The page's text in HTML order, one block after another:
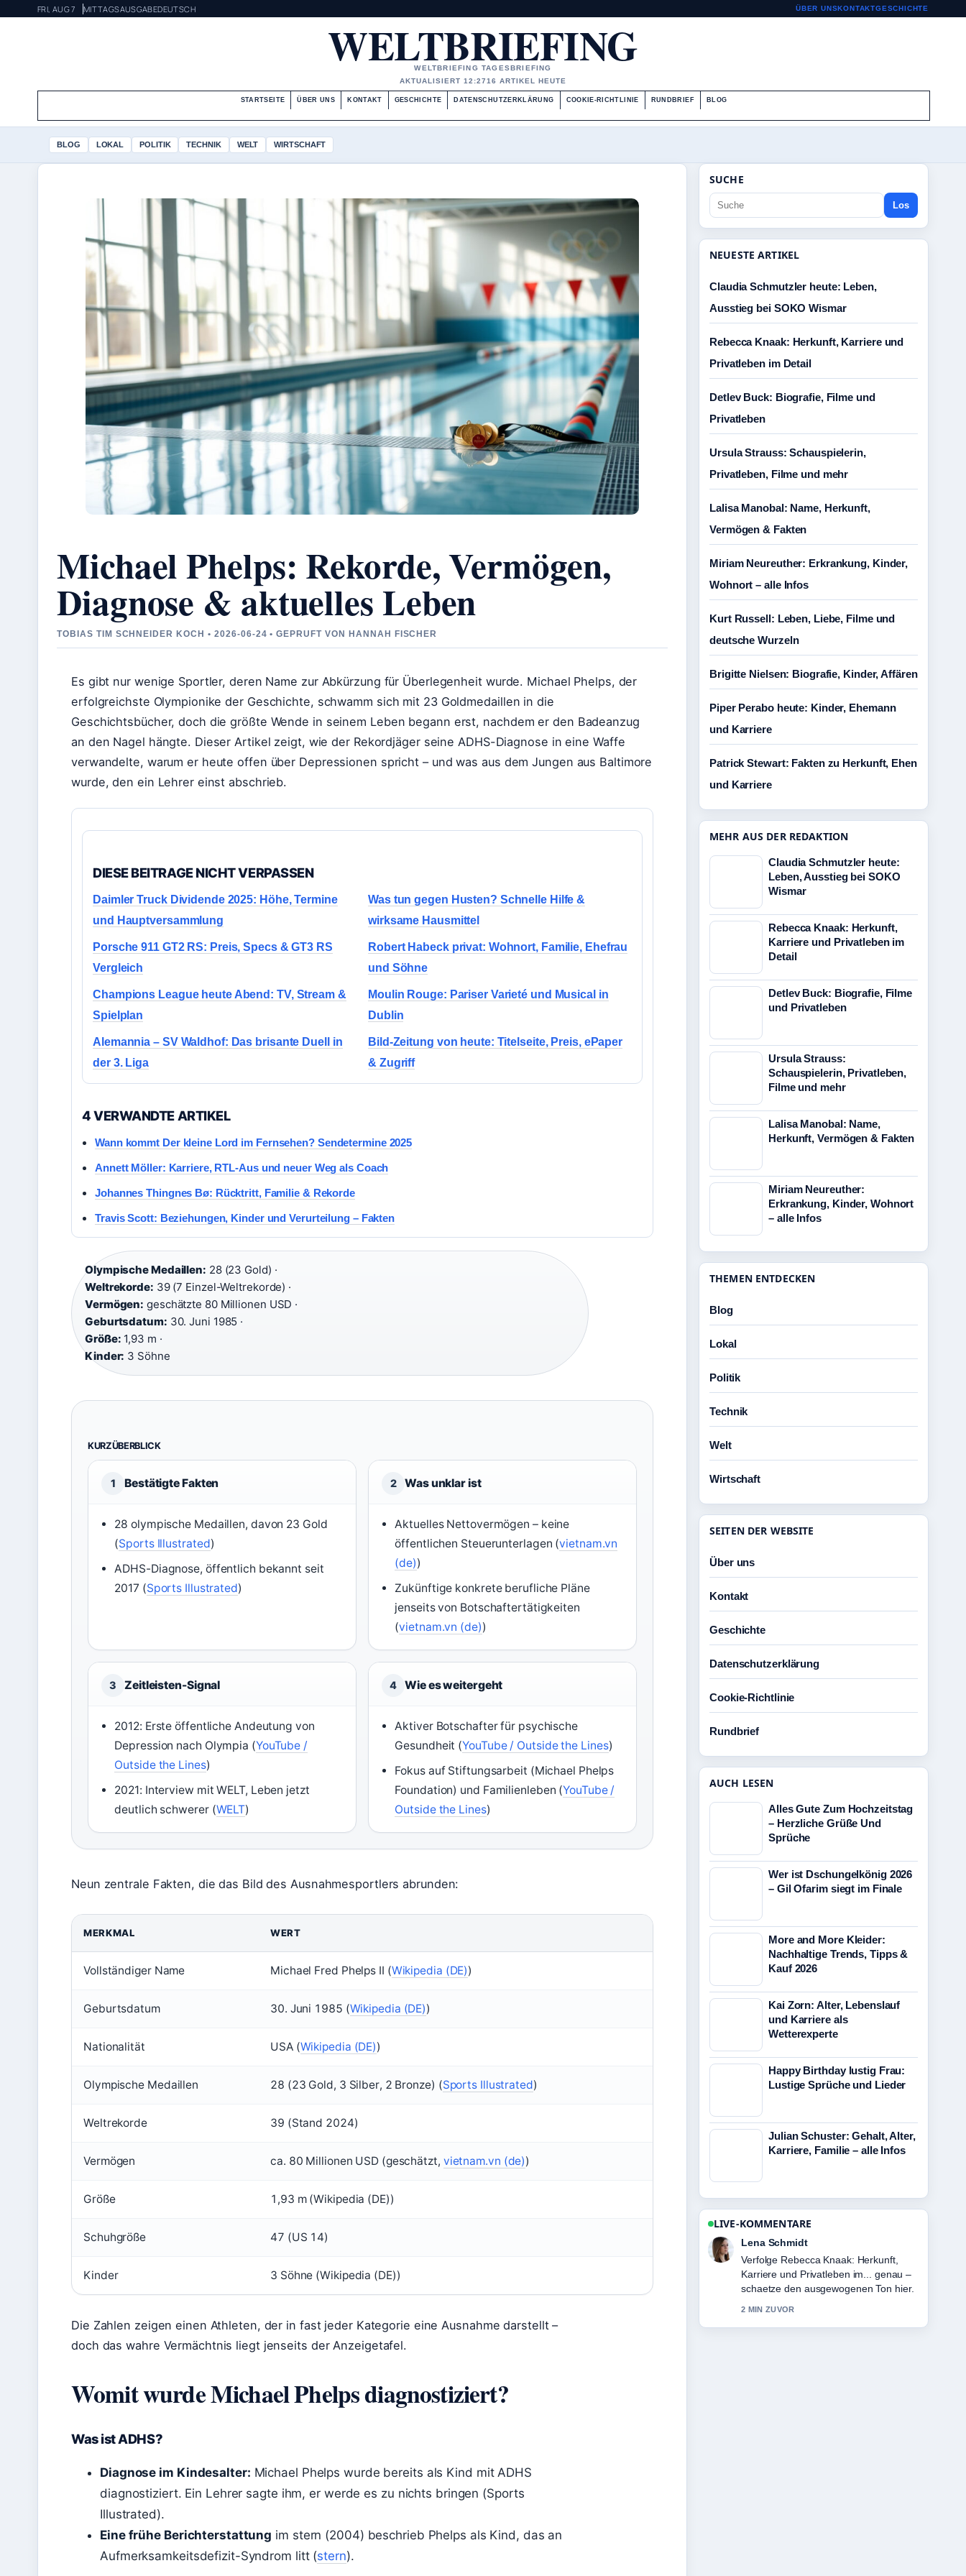
FRI, AUG 7 MITTAGSAUSGABEDEUTSCH ÜBER UNSKONTAKTGESCHICHTE
WELTBRIEFING
WELTBRIEFING TAGESBRIEFING
AKTUALISIERT 12:2716 ARTIKEL HEUTE
STARTSEITE ÜBER UNS KONTAKT GESCHICHTE DATENSCHUTZERKLÄRUNG COOKIE-RICHTLINIE RUNDBRIEF BLOG
BLOG LOKAL POLITIK TECHNIK WELT WIRTSCHAFT
Michael Phelps: Rekorde, Vermögen,
Diagnose & aktuelles Leben
TOBIAS TIM SCHNEIDER KOCH • 2026-06-24 • GEPRUFT VON HANNAH FISCHER
Es gibt nur wenige Sportler, deren Name zur Abkürzung für Überlegenheit wurde. Michael Phelps, der
erfolgreichste Olympionike der Geschichte, schwamm sich mit 23 Goldmedaillen in die
Geschichtsbücher, doch die größte Wende in seinem Leben begann erst, nachdem er den Badeanzug
an den Nagel hängte. Dieser Artikel zeigt, wie der Rekordjäger seine ADHS-Diagnose in eine Waffe
verwandelte, warum er heute offen über Depressionen spricht – und was aus dem Jungen aus Baltimore
wurde, den ein Lehrer einst abschrieb.
DIESE BEITRAGE NICHT VERPASSEN
Daimler Truck Dividende 2025: Höhe, Termine
und Hauptversammlung
Was tun gegen Husten? Schnelle Hilfe &
wirksame Hausmittel
Porsche 911 GT2 RS: Preis, Specs & GT3 RS
Vergleich
Robert Habeck privat: Wohnort, Familie, Ehefrau
und Söhne
Champions League heute Abend: TV, Stream &
Spielplan
Moulin Rouge: Pariser Varieté und Musical in
Dublin
Alemannia – SV Waldhof: Das brisante Duell in
der 3. Liga
Bild-Zeitung von heute: Titelseite, Preis, ePaper
& Zugriff
4 VERWANDTE ARTIKEL
Wann kommt Der kleine Lord im Fernsehen? Sendetermine 2025
Annett Möller: Karriere, RTL-Aus und neuer Weg als Coach
Johannes Thingnes Bø: Rücktritt, Familie & Rekorde
Travis Scott: Beziehungen, Kinder und Verurteilung – Fakten
Olympische Medaillen: 28 (23 Gold) ·
Weltrekorde: 39 (7 Einzel-Weltrekorde) ·
Vermögen: geschätzte 80 Millionen USD ·
Geburtsdatum: 30. Juni 1985 ·
Größe: 1,93 m ·
Kinder: 3 Söhne
KURZÜBERBLICK
1 Bestätigte Fakten
28 olympische Medaillen, davon 23 Gold
(Sports Illustrated)
ADHS-Diagnose, öffentlich bekannt seit
2017 (Sports Illustrated)
2 Was unklar ist
Aktuelles Nettovermögen – keine
öffentlichen Steuerunterlagen (vietnam.vn
(de))
Zukünftige konkrete berufliche Pläne
jenseits von Botschaftertätigkeiten
(vietnam.vn (de))
3 Zeitleisten-Signal
2012: Erste öffentliche Andeutung von
Depression nach Olympia (YouTube /
Outside the Lines)
2021: Interview mit WELT, Leben jetzt
deutlich schwerer (WELT)
4 Wie es weitergeht
Aktiver Botschafter für psychische
Gesundheit (YouTube / Outside the Lines)
Fokus auf Stiftungsarbeit (Michael Phelps
Foundation) und Familienleben (YouTube /
Outside the Lines)
Neun zentrale Fakten, die das Bild des Ausnahmesportlers abrunden:
MERKMAL WERT
Vollständiger Name Michael Fred Phelps II (Wikipedia (DE))
Geburtsdatum 30. Juni 1985 (Wikipedia (DE))
Nationalität USA (Wikipedia (DE))
Olympische Medaillen 28 (23 Gold, 3 Silber, 2 Bronze) (Sports Illustrated)
Weltrekorde 39 (Stand 2024)
Vermögen ca. 80 Millionen USD (geschätzt, vietnam.vn (de))
Größe 1,93 m (Wikipedia (DE))
Schuhgröße 47 (US 14)
Kinder 3 Söhne (Wikipedia (DE))
Die Zahlen zeigen einen Athleten, der in fast jeder Kategorie eine Ausnahme darstellt –
doch das wahre Vermächtnis liegt jenseits der Anzeigetafel.
Womit wurde Michael Phelps diagnostiziert?
Was ist ADHS?
Diagnose im Kindesalter: Michael Phelps wurde bereits als Kind mit ADHS
diagnostiziert. Ein Lehrer sagte ihm, er werde es zu nichts bringen (Sports
Illustrated).
Eine frühe Berichterstattung im stern (2004) beschrieb Phelps als Kind, das an
Aufmerksamkeitsdefizit-Syndrom litt (stern).
SUCHE
Los
NEUESTE ARTIKEL
Claudia Schmutzler heute: Leben,
Ausstieg bei SOKO Wismar
Rebecca Knaak: Herkunft, Karriere und
Privatleben im Detail
Detlev Buck: Biografie, Filme und
Privatleben
Ursula Strauss: Schauspielerin,
Privatleben, Filme und mehr
Lalisa Manobal: Name, Herkunft,
Vermögen & Fakten
Miriam Neureuther: Erkrankung, Kinder,
Wohnort – alle Infos
Kurt Russell: Leben, Liebe, Filme und
deutsche Wurzeln
Brigitte Nielsen: Biografie, Kinder, Affären
Piper Perabo heute: Kinder, Ehemann
und Karriere
Patrick Stewart: Fakten zu Herkunft, Ehen
und Karriere
MEHR AUS DER REDAKTION
Claudia Schmutzler heute:
Leben, Ausstieg bei SOKO
Wismar
Rebecca Knaak: Herkunft,
Karriere und Privatleben im
Detail
Detlev Buck: Biografie, Filme
und Privatleben
Ursula Strauss:
Schauspielerin, Privatleben,
Filme und mehr
Lalisa Manobal: Name,
Herkunft, Vermögen & Fakten
Miriam Neureuther:
Erkrankung, Kinder, Wohnort
– alle Infos
THEMEN ENTDECKEN
Blog
Lokal
Politik
Technik
Welt
Wirtschaft
SEITEN DER WEBSITE
Über uns
Kontakt
Geschichte
Datenschutzerklärung
Cookie-Richtlinie
Rundbrief
AUCH LESEN
Alles Gute Zum Hochzeitstag
– Herzliche Grüße Und
Sprüche
Wer ist Dschungelkönig 2026
– Gil Ofarim siegt im Finale
More and More Kleider:
Nachhaltige Trends, Tipps &
Kauf 2026
Kai Zorn: Alter, Lebenslauf
und Karriere als
Wetterexperte
Happy Birthday lustig Frau:
Lustige Sprüche und Lieder
Julian Schuster: Gehalt, Alter,
Karriere, Familie – alle Infos
LIVE-KOMMENTARE
Felix Meyer
Hilfreicher Kontext zu Detlev Buck:
Biografie, Filme und Privatleben. Bitte
haltet diesen Liveticker aktuell.
4 MIN ZUVOR